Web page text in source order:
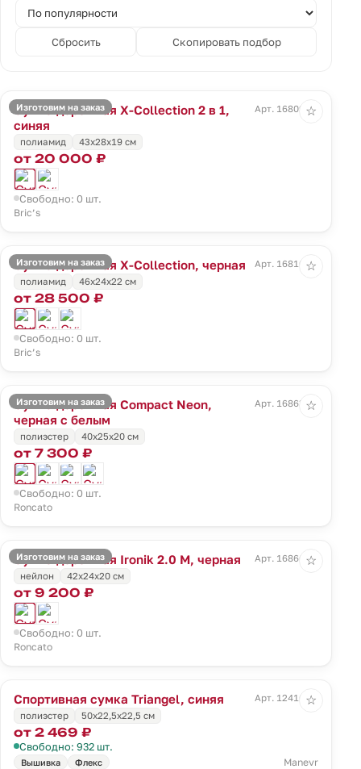
Сбросить Скопировать подбор
Изготовим на заказ
Сумка дорожная X-Collection 2 в 1,
синяя
Арт. 16809.40
полиамид 43x28x19 см
от 20 000 ₽
Свободно: 0 шт.
Bric’s
☆
Изготовим на заказ
Сумка дорожная X-Collection, черная
Арт. 16810.30
полиамид
46x24x22 см
от 28 500 ₽
Свободно: 0 шт.
Bric’s
☆
Изготовим на заказ
Сумка дорожная Compact Neon,
черная с белым
Арт. 16863.33
полиэстер 40x25x20 см
от 7 300 ₽
Свободно: 0 шт.
Roncato
☆
Изготовим на заказ
Сумка дорожная Ironik 2.0 M, черная
Арт. 16866.30
нейлон
42x24x20 см
от 9 200 ₽
Свободно: 0 шт.
Roncato
☆
Спортивная сумка Triangel, синяя
Арт. 12416.44
полиэстер
50х22,5х22,5 см
от 2 469 ₽
Свободно: 932 шт.
Вышивка Флекс Manevr
☆